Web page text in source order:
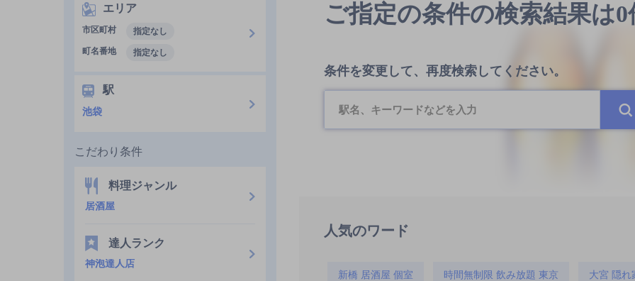
ご指定の条件の検索結果は0
条件を変更して、再度検索してください。
人気のワード
新橋 居酒屋 個室 時間無制限 飲み放題 東京 大宮 隠れ
エリア
市区町村
指定なし
町名番地
指定なし
駅
池袋
こだわり条件
料理ジャンル
居酒屋
達人ランク
神泡達人店